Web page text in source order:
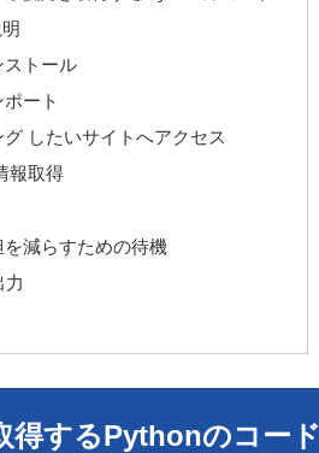
ストール
ート
したいサイトへアクセス
報取得
減らすための待機
力
得するPythonのコード